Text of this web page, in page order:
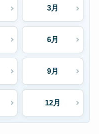
3月
6月
9月
12月